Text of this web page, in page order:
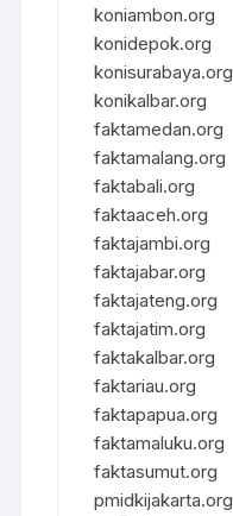
koniambon.org
konidepok.org
konisurabaya.org
konikalbar.org
faktamedan.org
faktamalang.org
faktabali.org
faktaaceh.org
faktajambi.org
faktajabar.org
faktajateng.org
faktajatim.org
faktakalbar.org
faktariau.org
faktapapua.org
faktamaluku.org
faktasumut.org
pmidkijakarta.org